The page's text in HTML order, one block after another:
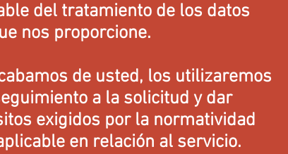
del tratamiento de los datos
nos proporcione.
de usted, los utilizaremos
a la solicitud y dar
exigidos por la normatividad
en relación al servicio.